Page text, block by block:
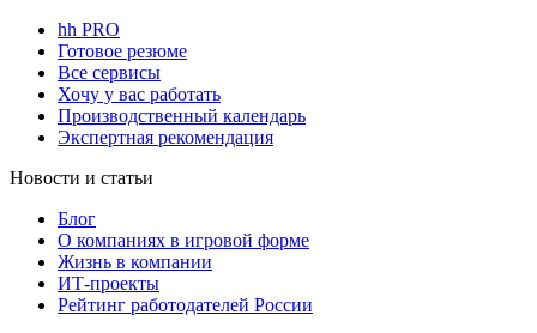
hh PRO
Готовое резюме
Все сервисы
Хочу у вас работать
Производственный календарь
Экспертная рекомендация
Новости и статьи
Блог
О компаниях в игровой форме
Жизнь в компании
ИТ-проекты
Рейтинг работодателей России